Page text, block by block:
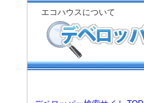
エコハウスについて